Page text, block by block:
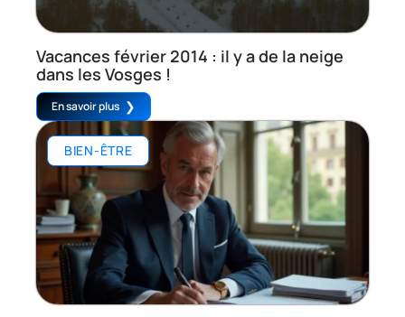
Vacances février 2014 : il y a de la neige
dans les Vosges !
En savoir plus
BIEN-ÊTRE